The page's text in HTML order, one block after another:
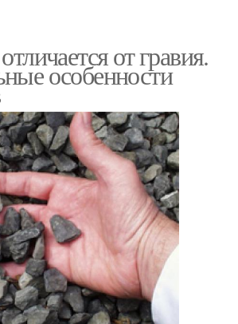
от гравия.
особенности